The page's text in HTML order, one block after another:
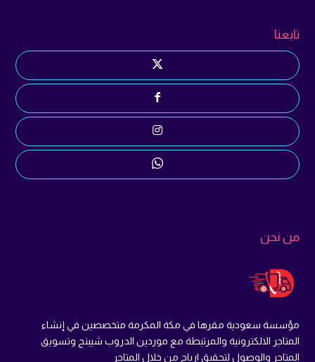
تابعنا
من نحن
مؤسسة سعودية مقرها في مكة المكرمة متخصصين في إنشاء
المتاجر الالكترونية والمرتبطة مع موردين الدروب شيبنج وتسويق
المتاجر والوصول لتحقيق ارباح من خلال المتاجر